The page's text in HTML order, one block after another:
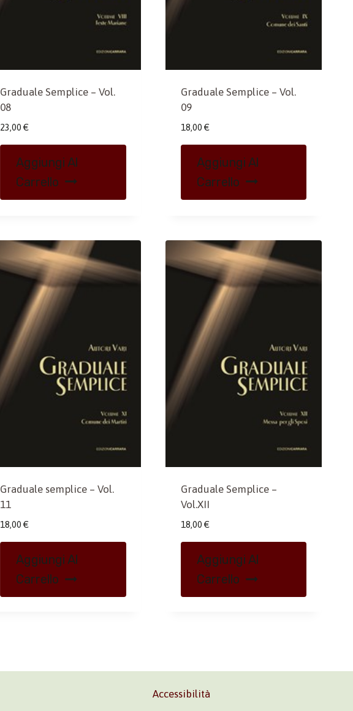
Graduale Semplice – Vol.
08
23,00 €
Aggiungi Al
Carrello
Graduale Semplice – Vol.
09
18,00 €
Aggiungi Al
Carrello
Graduale semplice – Vol.
11
18,00 €
Aggiungi Al
Carrello
Graduale Semplice –
Vol.XII
18,00 €
Aggiungi Al
Carrello
Accessibilità